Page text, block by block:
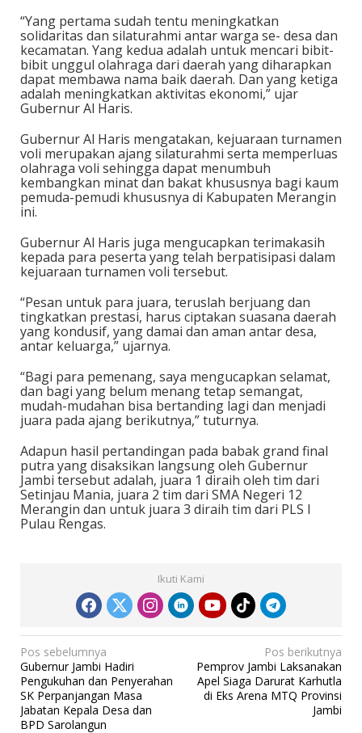
“Yang pertama sudah tentu meningkatkan
solidaritas dan silaturahmi antar warga se- desa dan
kecamatan. Yang kedua adalah untuk mencari bibit-
bibit unggul olahraga dari daerah yang diharapkan
dapat membawa nama baik daerah. Dan yang ketiga
adalah meningkatkan aktivitas ekonomi,” ujar
Gubernur Al Haris.
Gubernur Al Haris mengatakan, kejuaraan turnamen
voli merupakan ajang silaturahmi serta memperluas
olahraga voli sehingga dapat menumbuh
kembangkan minat dan bakat khususnya bagi kaum
pemuda-pemudi khususnya di Kabupaten Merangin
ini.
Gubernur Al Haris juga mengucapkan terimakasih
kepada para peserta yang telah berpatisipasi dalam
kejuaraan turnamen voli tersebut.
“Pesan untuk para juara, teruslah berjuang dan
tingkatkan prestasi, harus ciptakan suasana daerah
yang kondusif, yang damai dan aman antar desa,
antar keluarga,” ujarnya.
“Bagi para pemenang, saya mengucapkan selamat,
dan bagi yang belum menang tetap semangat,
mudah-mudahan bisa bertanding lagi dan menjadi
juara pada ajang berikutnya,” tuturnya.
Adapun hasil pertandingan pada babak grand final
putra yang disaksikan langsung oleh Gubernur
Jambi tersebut adalah, juara 1 diraih oleh tim dari
Setinjau Mania, juara 2 tim dari SMA Negeri 12
Merangin dan untuk juara 3 diraih tim dari PLS I
Pulau Rengas.
Ikuti Kami
N
a
v
i
Pos sebelumnya
Gubernur Jambi Hadiri
Pengukuhan dan Penyerahan
SK Perpanjangan Masa
Jabatan Kepala Desa dan
BPD Sarolangun
Pos berikutnya
Pemprov Jambi Laksanakan
Apel Siaga Darurat Karhutla
di Eks Arena MTQ Provinsi
Jambi